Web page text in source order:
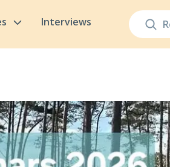
Interviews